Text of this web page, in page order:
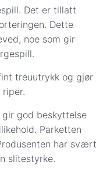
og gulvlister):
999
500
399
trekkes når varene
Det er tillatt
Dette
noe som gir
treuutrykk og gjør
god beskyttelse
Parketten
har svært
slitestyrke.